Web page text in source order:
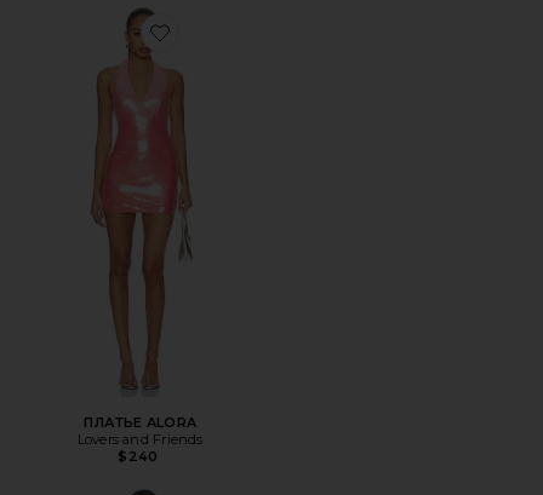
Favorite ПЛАТЬЕ ALORA
ПЛАТЬЕ ALORA
Lovers and Friends
$240